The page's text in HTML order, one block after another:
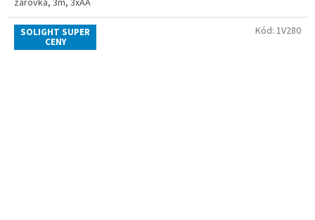
žárovka, 3m, 3xAA
SOLIGHT SUPER
CENY
Kód: 1V280